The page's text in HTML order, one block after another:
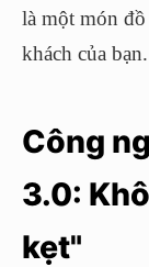
là một món
khách của bạn.
Công
3.0:
kẹt"